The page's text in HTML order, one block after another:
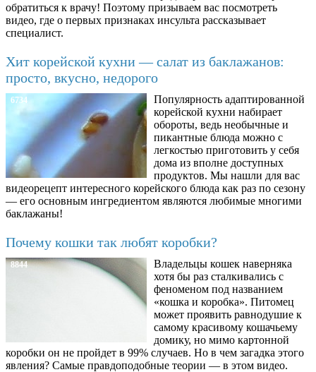
обратиться к врачу! Поэтому призываем вас посмотреть
видео, где о первых признаках инсульта рассказывает
специалист.
Хит корейской кухни — салат из баклажанов:
просто, вкусно, недорого
6734
Популярность адаптированной
корейской кухни набирает
обороты, ведь необычные и
пикантные блюда можно с
легкостью приготовить у себя
дома из вполне доступных
продуктов. Мы нашли для вас
видеорецепт интересного корейского блюда как раз по сезону
— его основным ингредиентом являются любимые многими
баклажаны!
Почему кошки так любят коробки?
8844
Владельцы кошек наверняка
хотя бы раз сталкивались с
феноменом под названием
«кошка и коробка». Питомец
может проявить равнодушие к
самому красивому кошачьему
домику, но мимо картонной
коробки он не пройдет в 99% случаев. Но в чем загадка этого
явления? Самые правдоподобные теории — в этом видео.